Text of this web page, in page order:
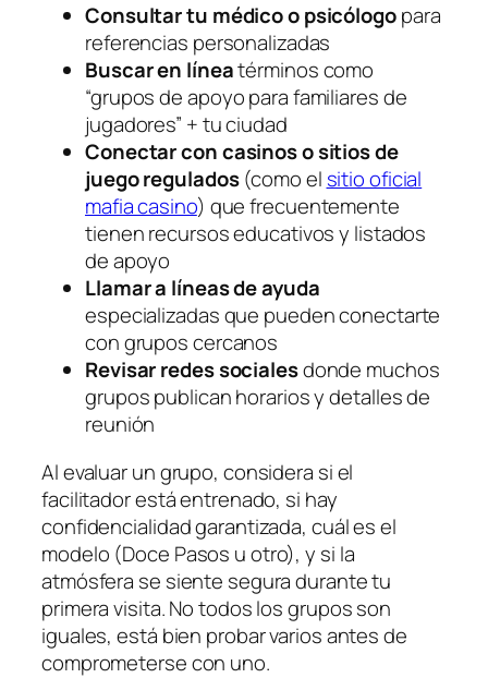
Consultar tu médico o psicólogopara
referencias personalizadas
Buscar en líneatérminos como
“grupos de apoyo para familiares de
jugadores” + tu ciudad
Conectar con casinos o sitios de
juego regulados(como el sitio oficial
mafia casino) que frecuentemente
tienen recursos educativos y listados
de apoyo
Llamar a líneas de ayuda
especializadas que pueden conectarte
con grupos cercanos
Revisar redes socialesdonde muchos
grupos publican horarios y detalles de
reunión
Al evaluar un grupo, considera si el
facilitador está entrenado, si hay
confidencialidad garantizada, cuál es el
modelo (Doce Pasos u otro), y si la
atmósfera se siente segura durante tu
primera visita. No todos los grupos son
iguales, está bien probar varios antes de
comprometerse con uno.